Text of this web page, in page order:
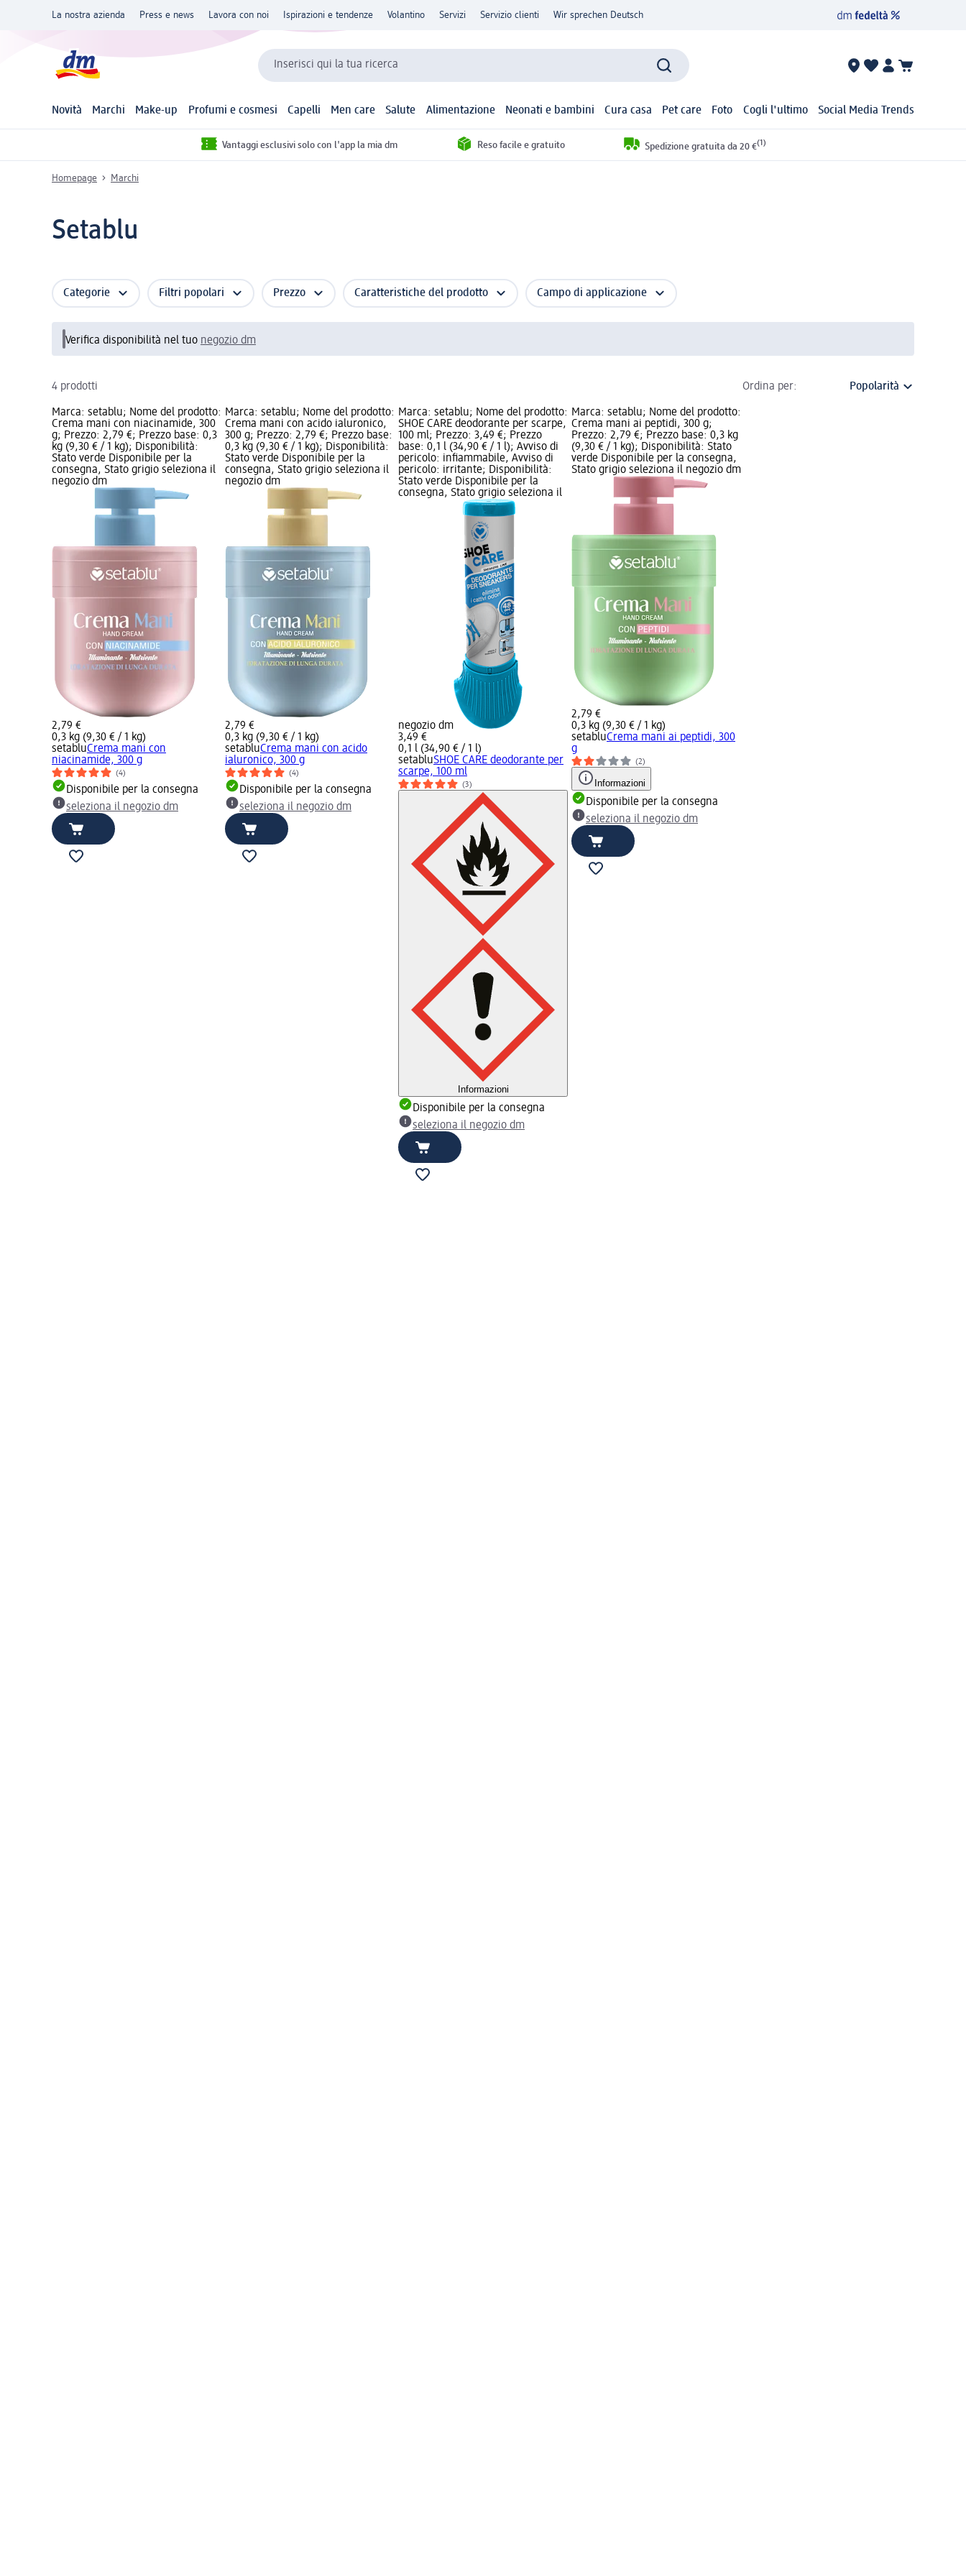
La nostra azienda Press e news Lavora con noi Ispirazioni e tendenze Volantino Servizi Servizio clienti Wir sprechen Deutsch
Inserisci qui la tua ricerca
Novità Marchi Make-up Profumi e cosmesi Capelli Men care Salute Alimentazione Neonati e bambini Cura casa Pet care Foto Cogli l'ultimo Social Media Trends
Vantaggi esclusivi solo con l'app la mia dm Reso facile e gratuito Spedizione gratuita da 20 €(1)
Homepage Marchi
Setablu
Categorie Filtri popolari Prezzo Caratteristiche del prodotto Campo di applicazione
Verifica disponibilità nel tuo negozio dm
4 prodotti Ordina per:
Marca: setablu; Nome del prodotto:
Crema mani con niacinamide, 300
g; Prezzo: 2,79 €; Prezzo base: 0,3
kg (9,30 € / 1 kg); Disponibilità:
Stato verde Disponibile per la
consegna, Stato grigio seleziona il
negozio dm
2,79 €
0,3 kg (9,30 € / 1 kg)
setabluCrema mani con
niacinamide, 300 g
(4)
Disponibile per la consegna
seleziona il negozio dm
Marca: setablu; Nome del prodotto:
Crema mani con acido ialuronico,
300 g; Prezzo: 2,79 €; Prezzo base:
0,3 kg (9,30 € / 1 kg); Disponibilità:
Stato verde Disponibile per la
consegna, Stato grigio seleziona il
negozio dm
2,79 €
0,3 kg (9,30 € / 1 kg)
setabluCrema mani con acido
ialuronico, 300 g
(4)
Disponibile per la consegna
seleziona il negozio dm
Marca: setablu; Nome del prodotto:
SHOE CARE deodorante per scarpe,
100 ml; Prezzo: 3,49 €; Prezzo
base: 0,1 l (34,90 € / 1 l); Avviso di
pericolo: infiammabile, Avviso di
pericolo: irritante; Disponibilità:
Stato verde Disponibile per la
consegna, Stato grigio seleziona il
negozio dm
3,49 €
0,1 l (34,90 € / 1 l)
setabluSHOE CARE deodorante per
scarpe, 100 ml
(3)
Informazioni
Disponibile per la consegna
seleziona il negozio dm
Marca: setablu; Nome del prodotto:
Crema mani ai peptidi, 300 g;
Prezzo: 2,79 €; Prezzo base: 0,3 kg
(9,30 € / 1 kg); Disponibilità: Stato
verde Disponibile per la consegna,
Stato grigio seleziona il negozio dm
2,79 €
0,3 kg (9,30 € / 1 kg)
setabluCrema mani ai peptidi, 300
g
(2)
Informazioni
Disponibile per la consegna
seleziona il negozio dm